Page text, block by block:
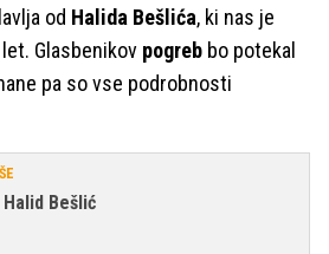
od Halida Bešlića, ki nas je
Glasbenikov pogreb bo potekal
pa so vse podrobnosti
Bešlić